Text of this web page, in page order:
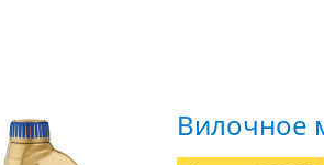
Вилочное